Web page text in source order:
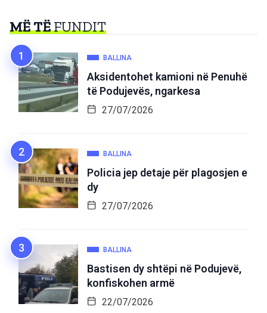
MË TËFUNDIT
BALLINA
Aksidentohet kamioni në Penuhë
të Podujevës, ngarkesa
27/07/2026
BALLINA
Policia jep detaje për plagosjen e
dy
27/07/2026
BALLINA
Bastisen dy shtëpi në Podujevë,
konfiskohen armë
22/07/2026